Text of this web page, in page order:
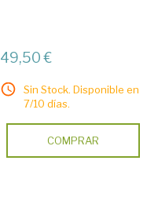
49,50 €
Sin Stock. Disponible en
7/10 días.
COMPRAR